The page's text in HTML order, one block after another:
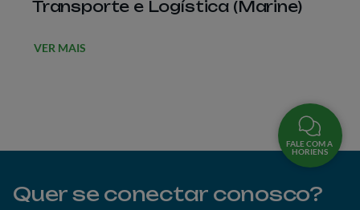
Transporte e Logística (Marine)
VER MAIS
FALE COM A
HORIENS
Quer se conectar conosco?